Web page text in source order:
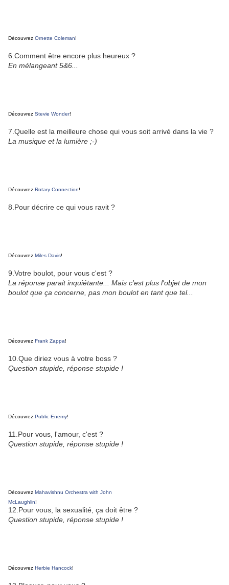
Découvrez Ornette Coleman!
6.Comment être encore plus heureux ?
En mélangeant 5&6...
Découvrez Stevie Wonder!
7.Quelle est la meilleure chose qui vous soit arrivé dans la vie ?
La musique et la lumière ;-)
Découvrez Rotary Connection!
8.Pour décrire ce qui vous ravit ?
Découvrez Miles Davis!
9.Votre boulot, pour vous c'est ?
La réponse parait inquiétante... Mais c'est plus l'objet de mon
boulot que ça concerne, pas mon boulot en tant que tel...
Découvrez Frank Zappa!
10.Que diriez vous à votre boss ?
Question stupide, réponse stupide !
Découvrez Public Enemy!
11.Pour vous, l'amour, c'est ?
Question stupide, réponse stupide !
Découvrez Mahavishnu Orchestra with John
McLaughlin!
12.Pour vous, la sexualité, ça doit être ?
Question stupide, réponse stupide !
Découvrez Herbie Hancock!